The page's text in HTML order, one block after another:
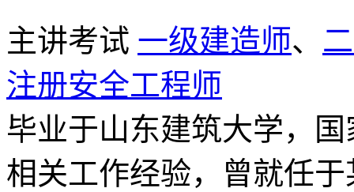
主讲考试 一级建造师、
注册安全工程师
毕业于山东建筑大学，
相关工作经验，曾就任